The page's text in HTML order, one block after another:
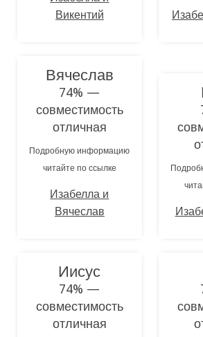
Викентий
Вячеслав
74% —
совместимость
отличная
Подробную информацию
читайте по ссылке
Изабелла и
Вячеслав
Иисус
74% —
совместимость
отличная